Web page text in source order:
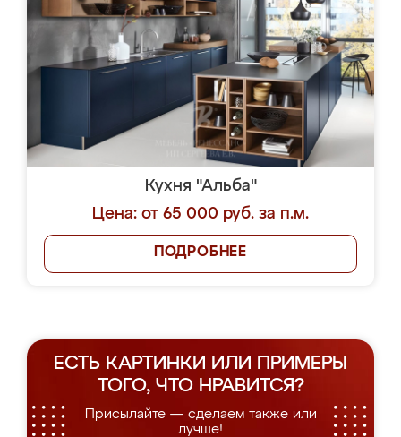
Кухня "Альба"
Цена: от 65 000 руб. за п.м.
ПОДРОБНЕЕ
ЕСТЬ КАРТИНКИ ИЛИ ПРИМЕРЫ
ТОГО, ЧТО НРАВИТСЯ?
Присылайте — сделаем также или
лучше!